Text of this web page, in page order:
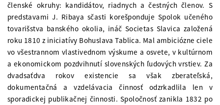
členské okruhy: kandidátov, riadnych a čestných členov. S
predstavami J. Ribaya sčasti korešponduje Spolok učeného
tovarišstva banského okolia, ináč Societas Slavica založená
roku 1810 z iniciatívy Bohuslava Tablica. Mal ambiciózne ciele
vo všestrannom vlastivednom výskume a osvete, v kultúrnom
a ekonomickom pozdvihnutí slovenských ľudových vrstiev. Za
dvadsaťdva rokov existencie sa však zberateľská,
dokumentačná a vzdelávacia činnosť odzrkadlila len v
sporadickej publikačnej činnosti. Spoločnosť zanikla 1832 po